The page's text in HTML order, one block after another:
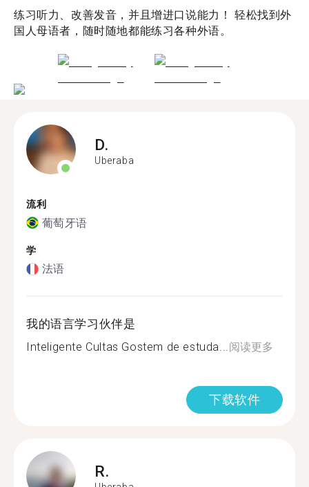
练习听力、改善发音，并且增进口说能力！ 轻松找到外
国人母语者，随时随地都能练习各种外语。
D.
Uberaba
流利
葡萄牙语
学
法语
我的语言学习伙伴是
Inteligente Cultas Gostem de estuda...阅读更多
下载软件
R.